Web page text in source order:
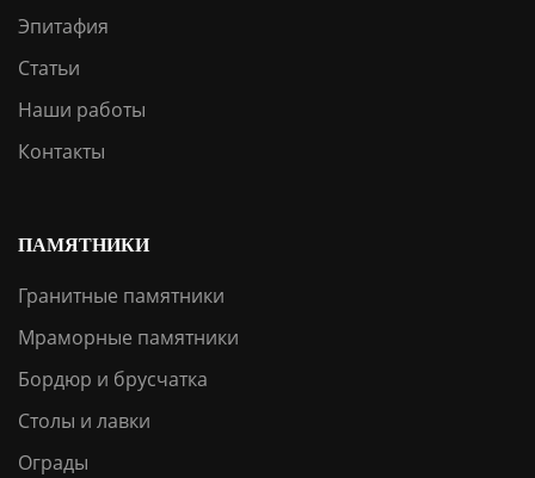
Эпитафия
Статьи
Наши работы
Контакты
ПАМЯТНИКИ
Гранитные памятники
Мраморные памятники
Бордюр и брусчатка
Столы и лавки
Ограды